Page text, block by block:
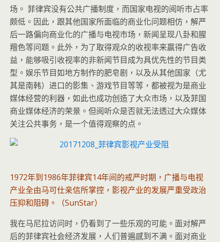
场。 菲律宾没有公共广播制度，而国家电视的阅听市占率
颇低。因此，跟其他国家所面临的商业化问题相仿，解严
后一路偏向商业化的广播与电视市场，新闻呈现八卦和腥
羶色等问题。此外，为了取得观众的收视率来赢得广告收
益，能够吸引收视率的非新闻节目成为具优先性的节目类
型。娱乐节目如地方制作的肥皂剧，以及从其他国家（尤
其是南韩）进口的影集、游戏节目等等，都被视为是商业
媒体经营的利器，如此也成功创造了大众市场，以及菲国
商业媒体经济的荣景。但阅听众是否就无法透过大众媒体
关注公共事务，是一个值得观察的点。
1972年到1986年菲律宾14年间的戒严时期，广播与电视
产业全由马可仕亲信所掌控，影视产业的发展严重受政治
压抑和阻碍。（SunStar）
我在马尼拉访问时，仍看到了一些乐观的可能。面对解严
后的菲律宾社会经济发展，人们普遍感到不满。面对商业